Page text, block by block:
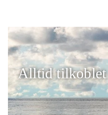
Alltid tilkoblet